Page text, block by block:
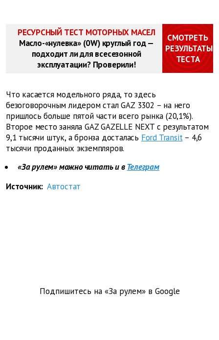
РЕСУРСНЫЙ ТЕСТ МОТОРНЫХ МАСЕЛ
Масло-«нулевка» (0W) круглый год —
подходит ли для всесезонной
эксплуатации? Проверили!
СМОТРЕТЬ
РЕЗУЛЬТАТЫ
ТЕСТА
Что касается модельного ряда, то здесь
безоговорочным лидером стал GAZ 3302 – на него
пришлось больше пятой части всего рынка (20,1%).
Второе место заняла GAZ GAZELLE NEXT с результатом
9,1 тысячи штук, а бронза досталась Ford Transit– 4,6
тысячи проданных экземпляров.
«За рулем» можно читать и вТелеграм
Источник: Автостат
Подпишитесь на «За рулем» в Google